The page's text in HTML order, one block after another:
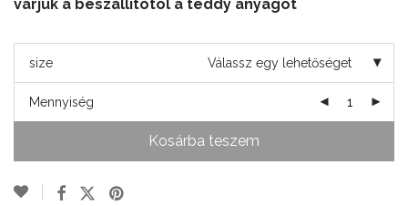
várjuk a beszállítótól a teddy anyagot
size Válassz egy lehetőséget
Mennyiség
Kosárba teszem